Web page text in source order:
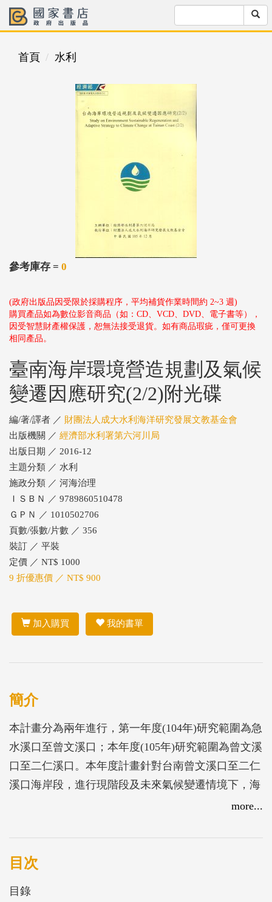
首頁 水利
參考庫存 = 0
(政府出版品因受限於採購程序，平均補貨作業時間約 2~3 週)
購買產品如為數位影音商品（如：CD、VCD、DVD、電子書等），
因受智慧財產權保護，恕無法接受退貨。如有商品瑕疵，僅可更換
相同產品。
臺南海岸環境營造規劃及氣候
變遷因應研究(2/2)附光碟
編/著/譯者 ／ 財團法人成大水利海洋研究發展文教基金會
出版機關 ／ 經濟部水利署第六河川局
出版日期 ／ 2016-12
主題分類 ／ 水利
施政分類 ／ 河海治理
ＩＳＢＮ ／ 9789860510478
ＧＰＮ ／ 1010502706
頁數/張數/片數 ／ 356
裝訂 ／ 平裝
定價 ／ NT$ 1000
9 折優惠價 ／ NT$ 900
加入購買 我的書單
簡介
本計畫分為兩年進行，第一年度(104年)研究範圍為急
水溪口至曾文溪口；本年度(105年)研究範圍為曾文溪
口至二仁溪口。本年度計畫針對台南曾文溪口至二仁
溪口海岸段，進行現階段及未來氣候變遷情境下，海
岸防護功能檢討與環境特性分析，並於曾文溪口至二
象，依據其海岸環境特色，研提海堤環境營造規劃，
以利適應未來環境狀況，期在海岸防護基本功能下，
「加速海岸環境復育，營造優質海岸」與「落實海岸
more...
目次
目錄